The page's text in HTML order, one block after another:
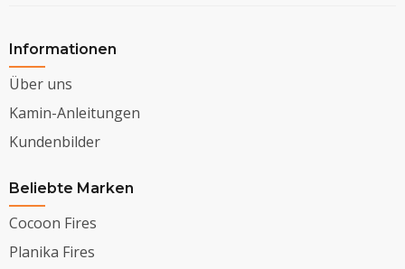
Informationen
Über uns
Kamin-Anleitungen
Kundenbilder
Beliebte Marken
Cocoon Fires
Planika Fires